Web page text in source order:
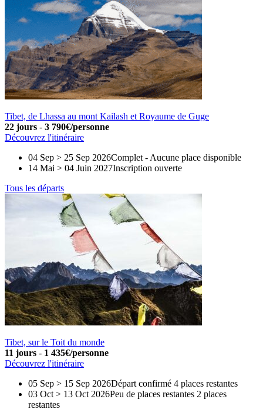
Tibet, de Lhassa au mont Kailash et Royaume de Guge
22 jours - 3 790€/personne
Découvrez l'itinéraire
04 Sep > 25 Sep 2026Complet-Aucune place disponible
14 Mai > 04 Juin 2027Inscription ouverte
Tous les départs
Tibet, sur le Toit du monde
11 jours - 1 435€/personne
Découvrez l'itinéraire
05 Sep > 15 Sep 2026Départ confirmé 4 places restantes
03 Oct > 13 Oct 2026Peu de places restantes 2 places
restantes